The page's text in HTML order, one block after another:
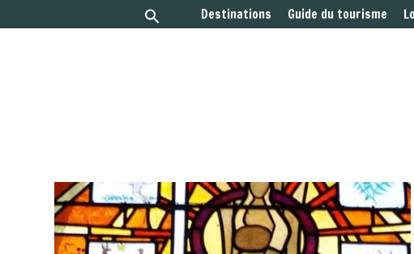
Destinations Guide du tourisme